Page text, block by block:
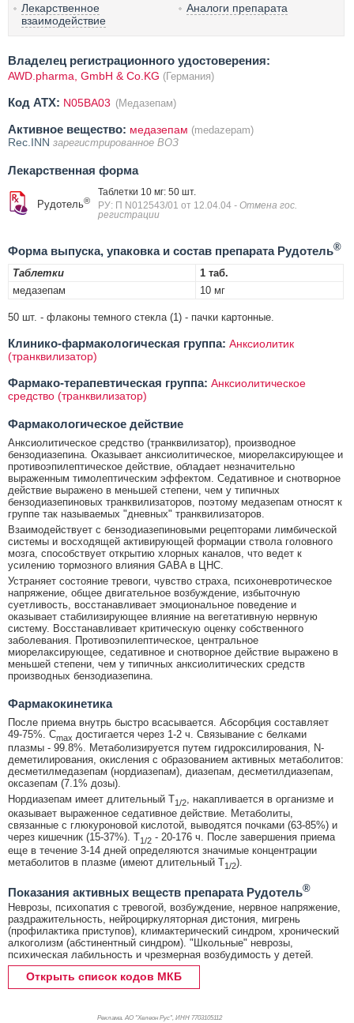
Лекарственное
взаимодействие
Аналоги препарата
Владелец регистрационного удостоверения:
AWD.pharma, GmbH & Co.KG (Германия)
Код ATX: N05BA03 (Медазепам)
Активное вещество: медазепам (medazepam)
Rec.INN зарегистрированное ВОЗ
Лекарственная форма
Рудотель®
Таблетки 10 мг: 50 шт.
РУ: П N012543/01 от 12.04.04 - Отмена гос.
регистрации
Форма выпуска, упаковка и состав препарата Рудотель®
Таблетки
1 таб.
медазепам
10 мг
50 шт. - флаконы темного стекла (1) - пачки картонные.
Клинико-фармакологическая группа: Анксиолитик
(транквилизатор)
Фармако-терапевтическая группа: Анксиолитическое
средство (транквилизатор)
Фармакологическое действие
Анксиолитическое средство (транквилизатор), производное
бензодиазепина. Оказывает анксиолитическое, миорелаксирующее и
противоэпилептическое действие, обладает незначительно
выраженным тимолептическим эффектом. Седативное и снотворное
действие выражено в меньшей степени, чем у типичных
бензодиазепиновых транквилизаторов, поэтому медазепам относят к
группе так называемых "дневных" транквилизаторов.
Взаимодействует с бензодиазепиновыми рецепторами лимбической
системы и восходящей активирующей формации ствола головного
мозга, способствует открытию хлорных каналов, что ведет к
усилению тормозного влияния GABA в ЦНС.
Устраняет состояние тревоги, чувство страха, психоневротическое
напряжение, общее двигательное возбуждение, избыточную
суетливость, восстанавливает эмоциональное поведение и
оказывает стабилизирующее влияние на вегетативную нервную
систему. Восстанавливает критическую оценку собственного
заболевания. Противоэпилептическое, центральное
миорелаксирующее, седативное и снотворное действие выражено в
меньшей степени, чем у типичных анксиолитических средств
производных бензодиазепина.
Фармакокинетика
После приема внутрь быстро всасывается. Абсорбция составляет
49-75%. Cmax достигается через 1-2 ч. Связывание с белками
плазмы - 99.8%. Метаболизируется путем гидроксилирования, N-
деметилирования, окисления с образованием активных метаболитов:
десметилмедазепам (нордиазепам), диазепам, десметилдиазепам,
оксазепам (7.1% дозы).
Нордиазепам имеет длительный T1/2, накапливается в организме и
оказывает выраженное седативное действие. Метаболиты,
связанные с глюкуроновой кислотой, выводятся почками (63-85%) и
через кишечник (15-37%). T1/2 - 20-176 ч. После завершения приема
еще в течение 3-14 дней определяются значимые концентрации
метаболитов в плазме (имеют длительный T1/2).
Показания активных веществ препарата Рудотель®
Неврозы, психопатия с тревогой, возбуждение, нервное напряжение,
раздражительность, нейроциркуляторная дистония, мигрень
(профилактика приступов), климактерический синдром, хронический
алкоголизм (абстинентный синдром). "Школьные" неврозы,
психическая лабильность и чрезмерная возбудимость у детей.
Открыть список кодов МКБ
Реклама. АО "Хелеон Рус", ИНН 7703105112